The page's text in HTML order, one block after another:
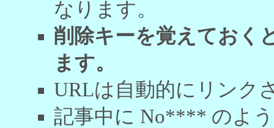
なります。
削除キーを覚えておく
ます。
URLは自動的にリンク
記事中に No**** のよ